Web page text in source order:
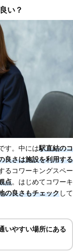
い？
す。中には駅直結のコ
良さは施設を利用する
るコワーキングスペー
点。はじめてコワーキ
の良さもチェックして
いやすい場所にある